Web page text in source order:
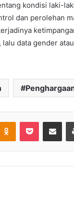
kondisi laki-
dan perolehan
data gender